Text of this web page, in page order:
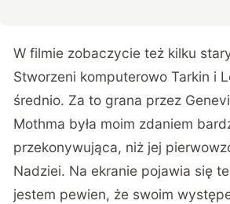
W filmie zobaczycie też kilku
Stworzeni komputerowo Tarkin i
średnio. Za to grana przez
Mothma była moim zdaniem
przekonywująca, niż jej
Nadziei. Na ekranie pojawia się
jestem pewien, że swoim